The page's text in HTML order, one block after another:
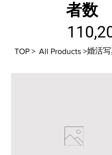
者数
TOP > All Products >婚活